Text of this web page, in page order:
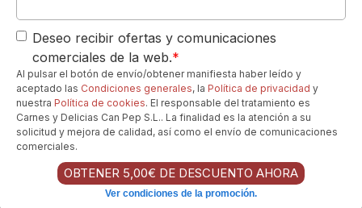
s
kl
o
f
N
o
l
e
Deseo recibir ofertas y comunicaciones
comerciales de la web.*
Al pulsar el botón de envío/obtener manifiesta haber leído y
aceptado las Condiciones generales, la Política de privacidad y
nuestra Política de cookies. El responsable del tratamiento es
Carnes y Delicias Can Pep S.L.. La finalidad es la atención a su
solicitud y mejora de calidad, así como el envío de comunicaciones
comerciales.
OBTENER 5,00€ DE DESCUENTO AHORA
Ver condiciones de la promoción.